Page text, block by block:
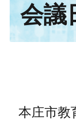
会議
本庄市教